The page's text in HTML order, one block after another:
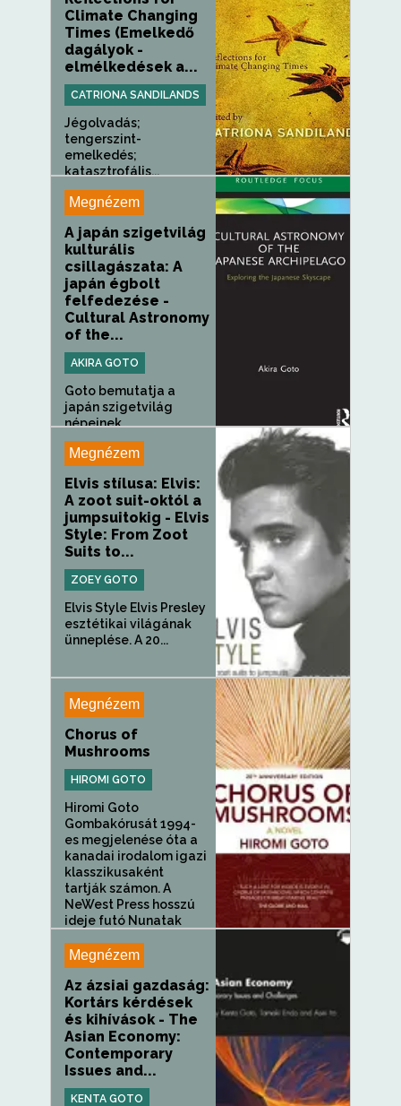
Climate Changing
Times (Emelkedő
dagályok -
elmélkedések a...
CATRIONA SANDILANDS
Jégolvadás;
tengerszint-
emelkedés;
katasztrofális...
Megnézem
A japán szigetvilág
kulturális
csillagászata: A
japán égbolt
felfedezése -
Cultural Astronomy
of the...
AKIRA GOTO
Goto bemutatja a
japán szigetvilág
népeinek...
Megnézem
Elvis stílusa: Elvis:
A zoot suit-októl a
jumpsuitokig - Elvis
Style: From Zoot
Suits to...
ZOEY GOTO
Elvis Style Elvis Presley
esztétikai világának
ünneplése. A 20...
Megnézem
Chorus of
Mushrooms
HIROMI GOTO
Hiromi Goto
Gombakórusát 1994-
es megjelenése óta a
kanadai irodalom igazi
klasszikusaként
tartják számon. A
NeWest Press hosszú
ideje futó Nunatak
Megnézem
Az ázsiai gazdaság:
Kortárs kérdések
és kihívások - The
Asian Economy:
Contemporary
Issues and...
KENTA GOTO